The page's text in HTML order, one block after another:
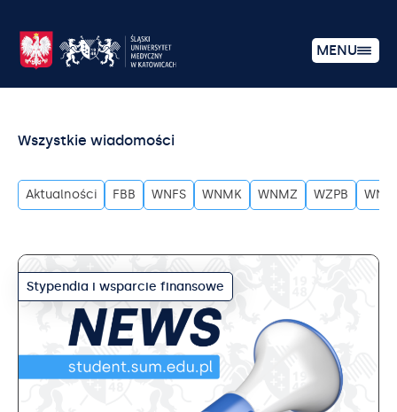
MENU
Wszystkie wiadomości
Stypendia i wsparcie finansowe
Aktualności FBB WNFS WNMK WNMZ WZPB